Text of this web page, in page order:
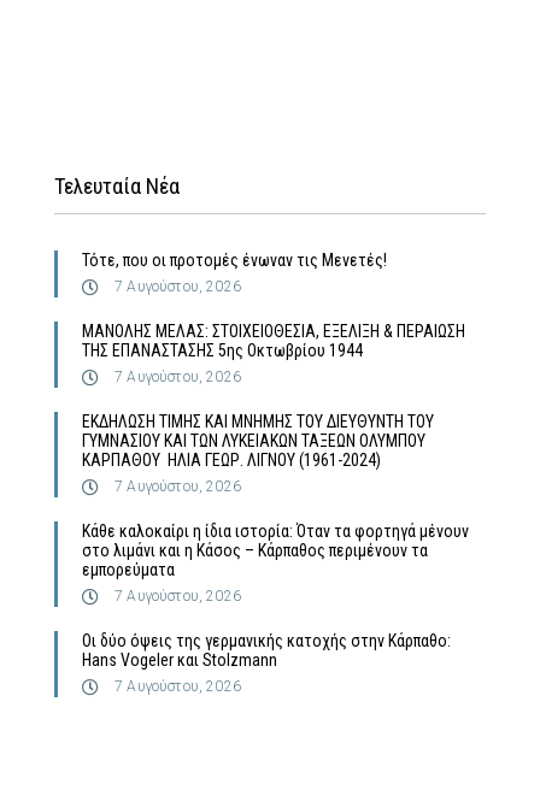
Τελευταία Νέα
Τότε, που οι προτομές ένωναν τις Μενετές!
7 Αυγούστου, 2026
MΑΝΟΛΗΣ ΜΕΛΑΣ: ΣΤΟΙΧΕΙΟΘΕΣΙΑ, ΕΞΕΛΙΞΗ & ΠΕΡΑΙΩΣΗ
ΤΗΣ ΕΠΑΝΑΣΤΑΣΗΣ 5ης Οκτωβρίου 1944
7 Αυγούστου, 2026
ΕΚΔΗΛΩΣΗ ΤΙΜΗΣ ΚΑΙ ΜΝΗΜΗΣ ΤΟΥ ΔΙΕΥΘΥΝΤΗ ΤΟΥ
ΓΥΜΝΑΣΙΟΥ ΚΑΙ ΤΩΝ ΛΥΚΕΙΑΚΩΝ ΤΑΞΕΩΝ ΟΛΥΜΠΟΥ
ΚΑΡΠΑΘΟΥ ΗΛΙΑ ΓΕΩΡ. ΛΙΓΝΟΥ (1961-2024)
7 Αυγούστου, 2026
Κάθε καλοκαίρι η ίδια ιστορία: Όταν τα φορτηγά μένουν
στο λιμάνι και η Κάσος – Κάρπαθος περιμένουν τα
εμπορεύματα
7 Αυγούστου, 2026
Οι δύο όψεις της γερμανικής κατοχής στην Κάρπαθο:
Hans Vogeler και Stolzmann
7 Αυγούστου, 2026